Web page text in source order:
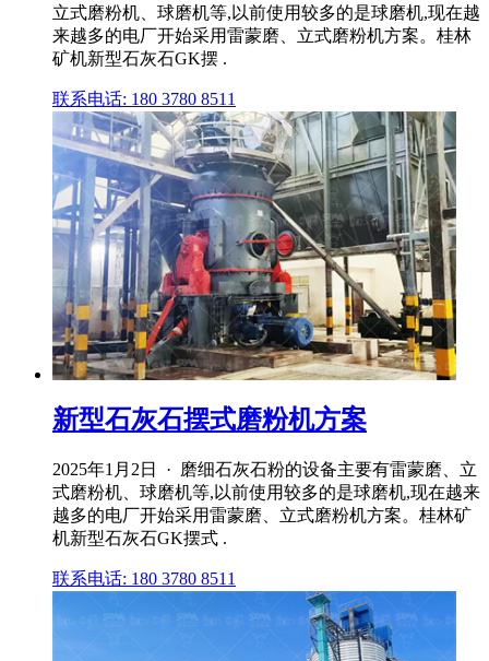
立式磨粉机、球磨机等,以前使用较多的是球磨机,现在越
来越多的电厂开始采用雷蒙磨、立式磨粉机方案。桂林
矿机新型石灰石GK摆 .
联系电话: 180 3780 8511
新型石灰石摆式磨粉机方案
2025年1月2日 · 磨细石灰石粉的设备主要有雷蒙磨、立
式磨粉机、球磨机等,以前使用较多的是球磨机,现在越来
越多的电厂开始采用雷蒙磨、立式磨粉机方案。桂林矿
机新型石灰石GK摆式 .
联系电话: 180 3780 8511